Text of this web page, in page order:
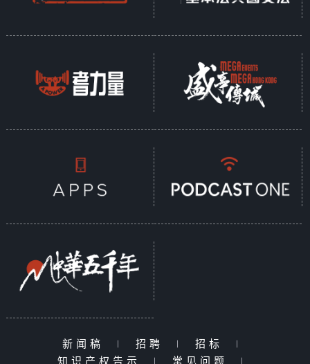
新闻稿 | 招聘 | 招标
|
知识产权告示
| 常见问题 |